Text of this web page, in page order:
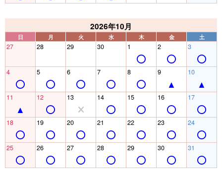
2026年10月
日 月 火 水 木 金 土
27 28 29 30 1 2 3
4 5 6 7 8 9 10
11 12 13 14 15 16 17
18 19 20 21 22 23 24
25 26 27 28 29 30 31